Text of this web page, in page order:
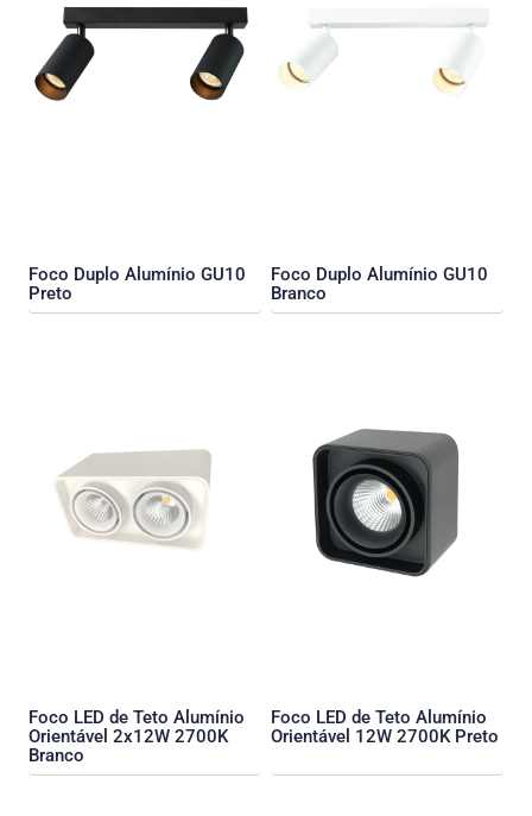
Foco Duplo Alumínio GU10
Preto
Foco Duplo Alumínio GU10
Branco
Foco LED de Teto Alumínio
Orientável 2x12W 2700K
Branco
Foco LED de Teto Alumínio
Orientável 12W 2700K Preto